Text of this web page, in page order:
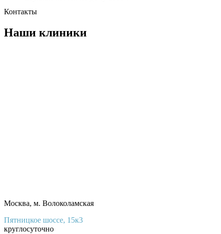
Контакты
Наши клиники
Москва, м. Волоколамская
Пятницкое шоссе, 15к3
круглосуточно